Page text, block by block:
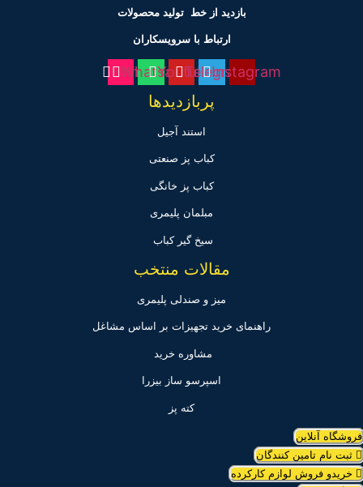
بازدید از خط تولید محصولات
ارتباط با سرویسکاران
Instagram
Telegram
Youtube
Whatsapp
Film
پربازدیدها
استند آجیل
کباب پز صنعتی
کباب پز خانگی
مبلمان پلیمری
سیخ گیر کباب
مقالات منتخب
میز و صندلی پلیمری
راهنمای خرید تجهیزات بر اساس مشاغل
مشاوره خرید
اسپرسو ساز بیزرا
کته پز
فروشگاه آنلاین
ثبت نام تامین کنندگان
خریدو فروش لوازم کارکرده